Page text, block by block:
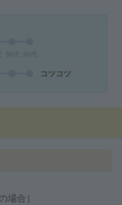
コツコツ
場合）